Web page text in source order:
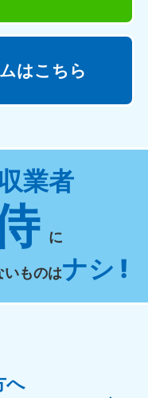
はこちら
業者
に
いものはナシ !
へ